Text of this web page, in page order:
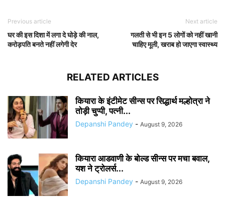
Previous article
घर की इस दिशा में लगा दे घोड़े की नाल,
करोड़पति बनते नहीं लगेगी देर
Next article
गलती से भी इन 5 लोगों को नहीं खानी
चाहिए मूली, खराब हो जाएगा स्वास्थ्य
RELATED ARTICLES
कियारा के इंटीमेट सीन्स पर सिद्धार्थ मल्होत्रा ने
तोड़ी चुप्पी, पत्नी...
Depanshi Pandey - August 9, 2026
कियारा आडवाणी के बोल्ड सीन्स पर मचा बवाल,
यश ने ट्रोलर्स...
Depanshi Pandey - August 9, 2026